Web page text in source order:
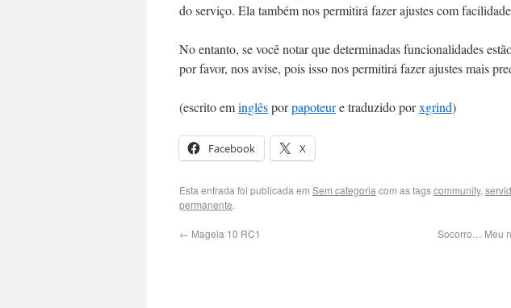
do serviço. Ela também nos permitirá fazer ajustes com
No entanto, se você notar que determinadas funcionalidades
por favor, nos avise, pois isso nos permitirá fazer ajustes mais
(escrito eminglêsporpapoteure traduzido porxgrind)
Facebook X
Esta entrada foi publicada em Sem categoria com as tagscommunity,
permanente.
← Mageia 10 RC1
Socorro… Meu